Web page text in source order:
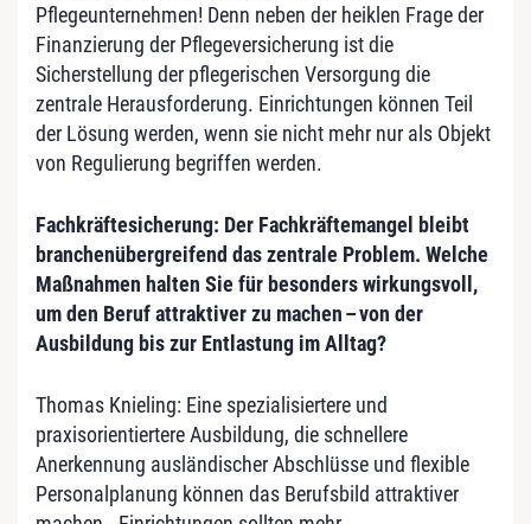
Pflegeunternehmen! Denn neben der heiklen Frage der
Finanzierung der Pflegeversicherung ist die
Sicherstellung der pflegerischen Versorgung die
zentrale Herausforderung. Einrichtungen können Teil
der Lösung werden, wenn sie nicht mehr nur als Objekt
von Regulierung begriffen werden.
Fachkräftesicherung: Der Fachkräftemangel bleibt
branchenübergreifend das zentrale Problem. Welche
Maßnahmen halten Sie für besonders wirkungsvoll,
um den Beruf attraktiver zu machen–von der
Ausbildung bis zur Entlastung im Alltag?
Thomas Knieling: Eine spezialisiertere und
praxisorientiertere Ausbildung, die schnellere
Anerkennung ausländischer Abschlüsse und flexible
Personalplanung können das Berufsbild attraktiver